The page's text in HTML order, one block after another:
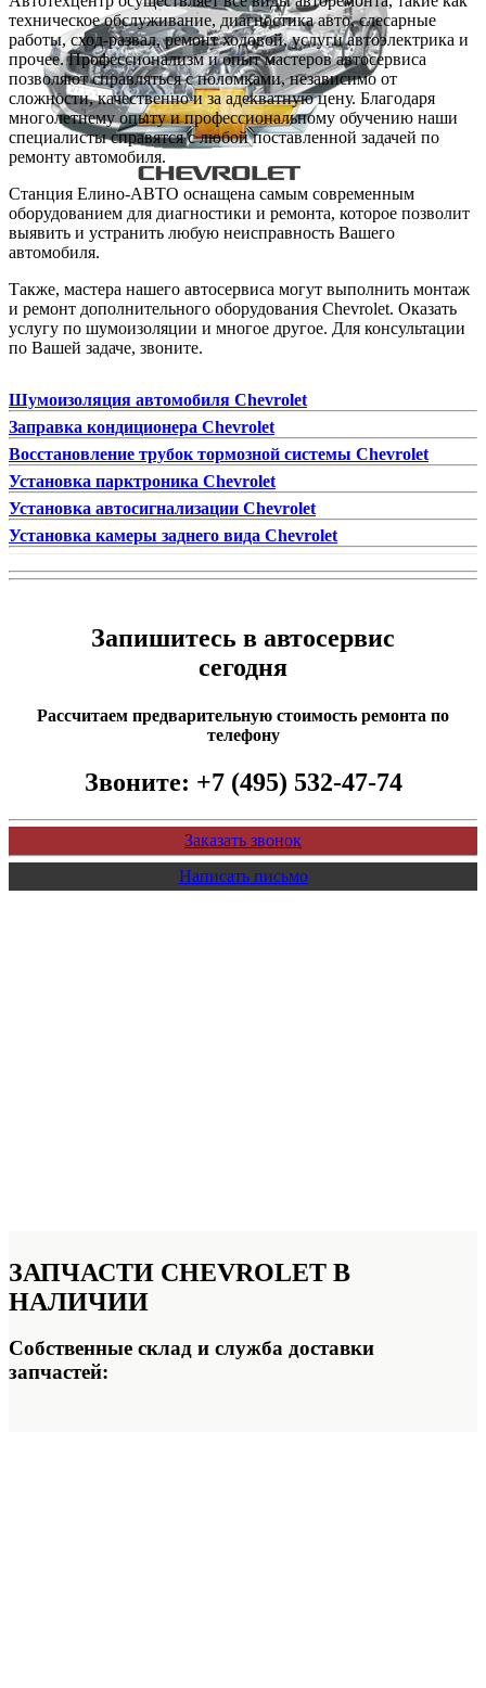
техническое обслуживание, диагностика авто, слесарные
работы, сход-развал, ремонт ходовой, услуги автоэлектрика и
прочее. Профессионализм и опыт мастеров автосервиса
позволяют справляться с поломками, независимо от
сложности, качественно и за адекватную цену. Благодаря
многолетнему опыту и профессиональному обучению наши
специалисты справятся с любой поставленной задачей по
ремонту автомобиля.
Станция Елино-АВТО оснащена самым современным
оборудованием для диагностики и ремонта, которое позволит
выявить и устранить любую неисправность Вашего
автомобиля.
Также, мастера нашего автосервиса могут выполнить монтаж
и ремонт дополнительного оборудования Chevrolet. Оказать
услугу по шумоизоляции и многое другое. Для консультации
по Вашей задаче, звоните.
Шумоизоляция автомобиля Chevrolet
Заправка кондиционера Chevrolet
Восстановление трубок тормозной системы Chevrolet
Установка парктроника Chevrolet
Установка автосигнализации Chevrolet
Установка камеры заднего вида Chevrolet
Запишитесь в автосервис
сегодня
Рассчитаем предварительную стоимость ремонта по
телефону
Звоните: +7 (495) 532-47-74
Заказать звонок
Написать письмо
ЗАПЧАСТИ CHEVROLET В
НАЛИЧИИ
Собственные склад и служба доставки
запчастей: